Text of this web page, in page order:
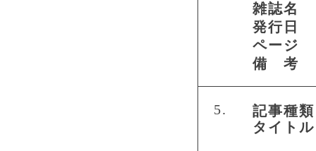
雑誌名
発行日
ページ
備 考
5.
記事種類
タイトル